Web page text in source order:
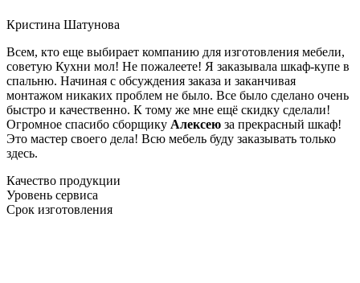
Кристина Шатунова
Всем, кто еще выбирает компанию для изготовления мебели,
советую Кухни мол! Не пожалеете! Я заказывала шкаф-купе в
спальню. Начиная с обсуждения заказа и заканчивая
монтажом никаких проблем не было. Все было сделано очень
быстро и качественно. К тому же мне ещё скидку сделали!
Огромное спасибо сборщику Алексею за прекрасный шкаф!
Это мастер своего дела! Всю мебель буду заказывать только
здесь.
Качество продукции
Уровень сервиса
Срок изготовления